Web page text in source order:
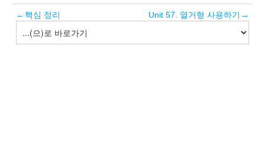
← 핵심 정리 Unit 57. 열거형 사용하기 →